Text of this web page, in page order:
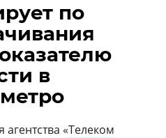
по
в
«Телеком